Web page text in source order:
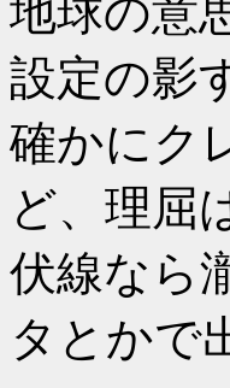
地球の意
設定の影
確かにク
ど、理屈
伏線なら
タとかで